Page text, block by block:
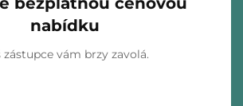
nabídku
zástupce vám brzy zavolá.